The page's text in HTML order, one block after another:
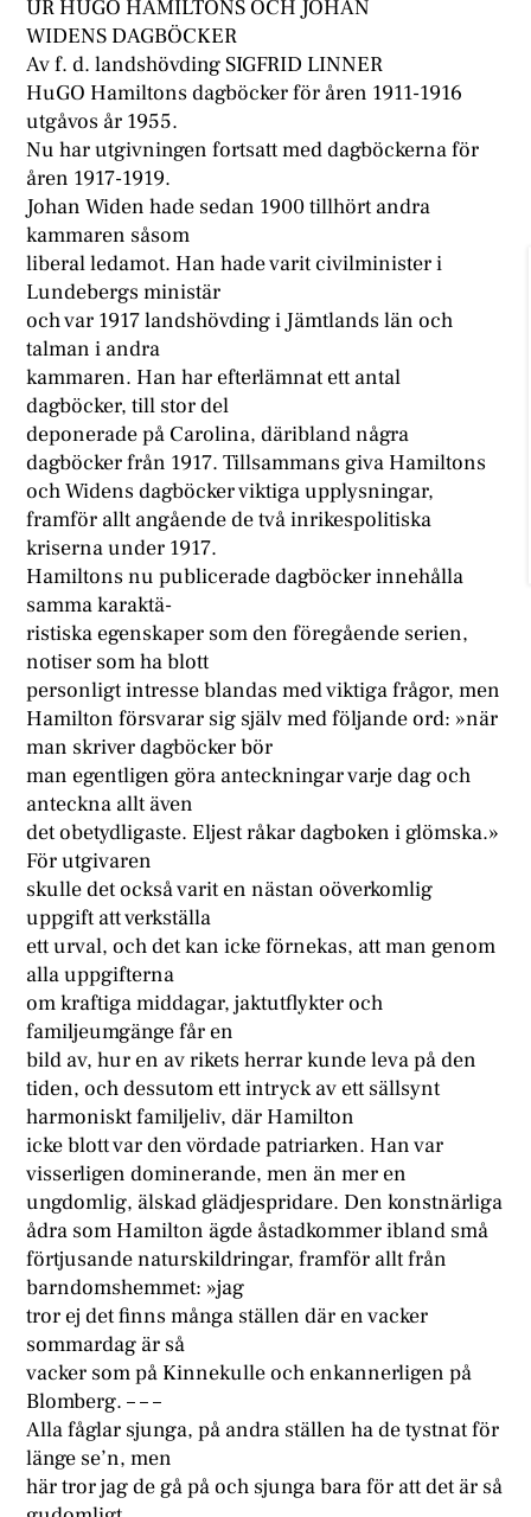
UR HUGO HAMILTONS OCH JOHAN
WIDENS DAGBÖCKER
Av f. d. landshövding SIGFRID LINNER
HuGO Hamiltons dagböcker för åren 1911-1916
utgåvos år 1955.
Nu har utgivningen fortsatt med dagböckerna för
åren 1917-1919.
Johan Widen hade sedan 1900 tillhört andra
kammaren såsom
liberal ledamot. Han hade varit civilminister i
Lundebergs ministär
och var 1917 landshövding i Jämtlands län och
talman i andra
kammaren. Han har efterlämnat ett antal
dagböcker, till stor del
deponerade på Carolina, däribland några
dagböcker från 1917. Tillsammans giva Hamiltons
och Widens dagböcker viktiga upplysningar,
framför allt angående de två inrikespolitiska
kriserna under 1917.
Hamiltons nu publicerade dagböcker innehålla
samma karaktä-
ristiska egenskaper som den föregående serien,
notiser som ha blott
personligt intresse blandas med viktiga frågor, men
Hamilton försvarar sig själv med följande ord: »när
man skriver dagböcker bör
man egentligen göra anteckningar varje dag och
anteckna allt även
det obetydligaste. Eljest råkar dagboken i glömska.»
För utgivaren
skulle det också varit en nästan oöverkomlig
uppgift att verkställa
ett urval, och det kan icke förnekas, att man genom
alla uppgifterna
om kraftiga middagar, jaktutflykter och
familjeumgänge får en
bild av, hur en av rikets herrar kunde leva på den
tiden, och dessutom ett intryck av ett sällsynt
harmoniskt familjeliv, där Hamilton
icke blott var den vördade patriarken. Han var
visserligen dominerande, men än mer en
ungdomlig, älskad glädjespridare. Den konstnärliga
ådra som Hamilton ägde åstadkommer ibland små
förtjusande naturskildringar, framför allt från
barndomshemmet: »jag
tror ej det finns många ställen där en vacker
sommardag är så
vacker som på Kinnekulle och enkannerligen på
Blomberg. – – –
Alla fåglar sjunga, på andra ställen ha de tystnat för
länge se’n, men
här tror jag de gå på och sjunga bara för att det är så